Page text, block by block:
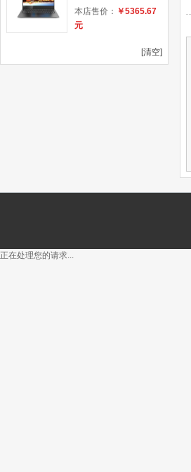
本店售价： ￥5365.67
元
[清空]
正在处理您的请求...